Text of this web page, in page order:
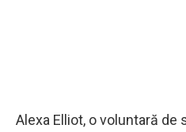
Alexa Elliot, o voluntară de